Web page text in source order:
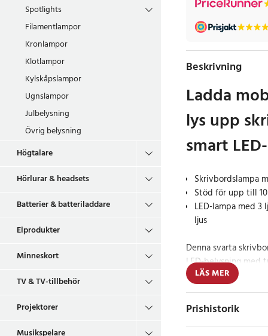
Spotlights
Filamentlampor
Kronlampor
Klotlampor
Kylskåpslampor
Ugnslampor
Julbelysning
Övrig belysning
Högtalare
Hörlurar & headsets
Batterier & batteriladdare
Elprodukter
Minneskort
TV & TV-tillbehör
Projektorer
Beskrivning
Ladda
lys upp
smart
Skrivbordslampa
Stöd för upp till
LED-lampa med
ljus
Denna svarta
LED-belysning med
är ett smidigt val
hemmakontoret där
samtidigt få bra
Den integrerade
LÄS MER
Prishistorik